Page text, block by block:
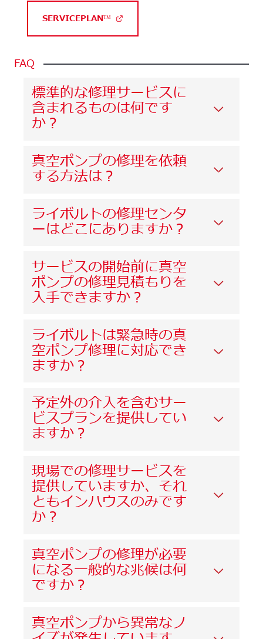
SERVICEPLANᵀᴹ
FAQ
標準的な修理サービスに
含まれるものは何です
か？
真空ポンプの修理を依頼
する方法は？
ライボルトの修理センタ
ーはどこにありますか？
サービスの開始前に真空
ポンプの修理見積もりを
入手できますか？
ライボルトは緊急時の真
空ポンプ修理に対応でき
ますか？
予定外の介入を含むサー
ビスプランを提供してい
ますか？
現場での修理サービスを
提供していますか、それ
ともインハウスのみです
か？
真空ポンプの修理が必要
になる一般的な兆候は何
ですか？
真空ポンプから異常なノ